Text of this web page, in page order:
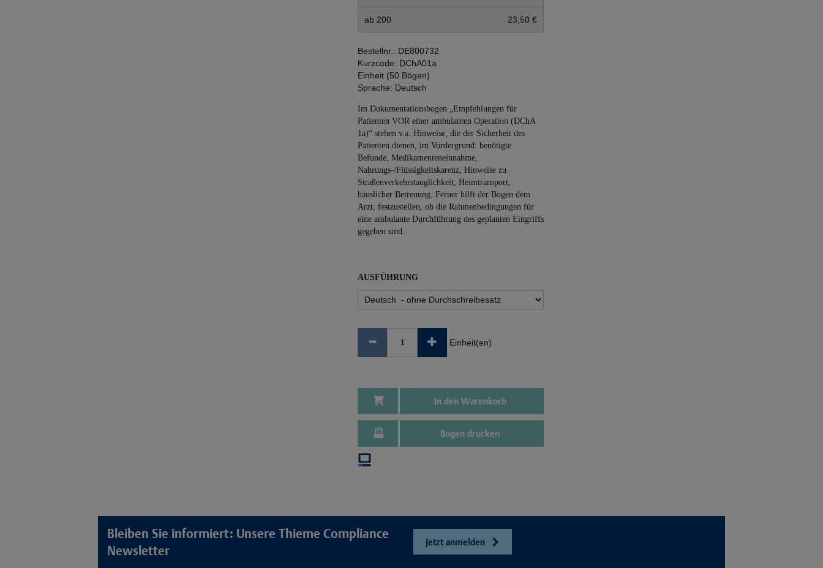
ab 200 23,50 €
Bestellnr.: DE800732
Kurzcode: DChA01a
Einheit (50 Bögen)
Sprache: Deutsch
Im Dokumentationsbogen „Empfehlungen für
Patienten VOR einer ambulanten Operation (DChA
1a)“ stehen v.a. Hinweise, die der Sicherheit des
Patienten dienen, im Vordergrund: benötigte
Befunde, Medikamenteneinnahme,
Nahrungs-/Flüssigkeitskarenz, Hinweise zu
Straßenverkehrstauglichkeit, Heimtransport,
häuslicher Betreuung. Ferner hilft der Bogen dem
Arzt, festzustellen, ob die Rahmenbedingungen für
eine ambulante Durchführung des geplanten Eingriffs
gegeben sind.
AUSFÜHRUNG
Einheit(en)
In den Warenkorb
Bogen drucken
Bleiben Sie informiert: Unsere Thieme Compliance
Newsletter
Jetzt anmelden